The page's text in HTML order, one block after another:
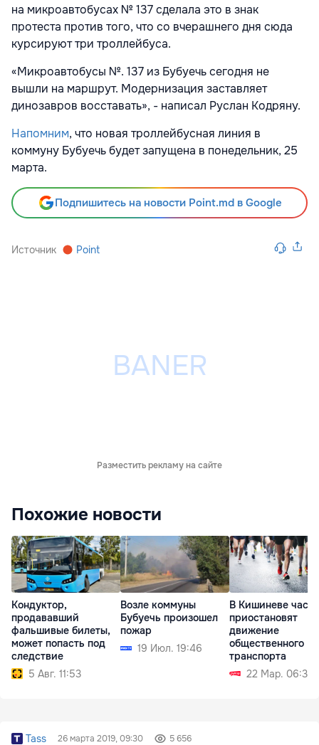
на микроавтобусах № 137 сделала это в знак
протеста против того, что со вчерашнего дня сюда
курсируют три троллейбуса.
«Микроавтобусы №. 137 из Бубуечь сегодня не
вышли на маршрут. Модернизация заставляет
динозавров восставать», - написал Руслан Кодряну.
Напомним, что новая троллейбусная линия в
коммуну Бубуечь будет запущена в понедельник, 25
марта.
Подпишитесь на новости Point.md в Google
Источник Point
Разместить рекламу на сайте
Похожие новости
Кондуктор,
продававший
фальшивые билеты,
может попасть под
следствие
5 Авг. 11:53
Возле коммуны
Бубуечь произошел
пожар
19 Июл. 19:46
В Кишиневе
приостановят
движение
общественного
транспорта
22 Мар. 06:30
Tass 26 марта 2019, 09:30 5 656